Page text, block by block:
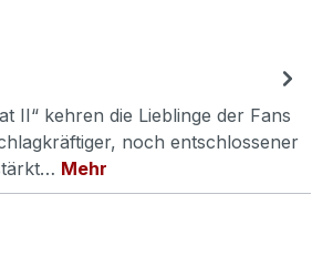
II“ kehren die Lieblinge der Fans
noch entschlossener
Mehr